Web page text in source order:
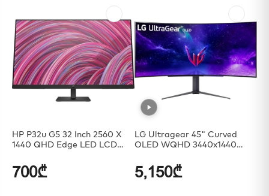
HP P32u G5 32 Inch 2560 X
1440 QHD Edge LED LCD
700₾
LG Ultragear 45" Curved
OLED WQHD 3440x1440
5,150₾